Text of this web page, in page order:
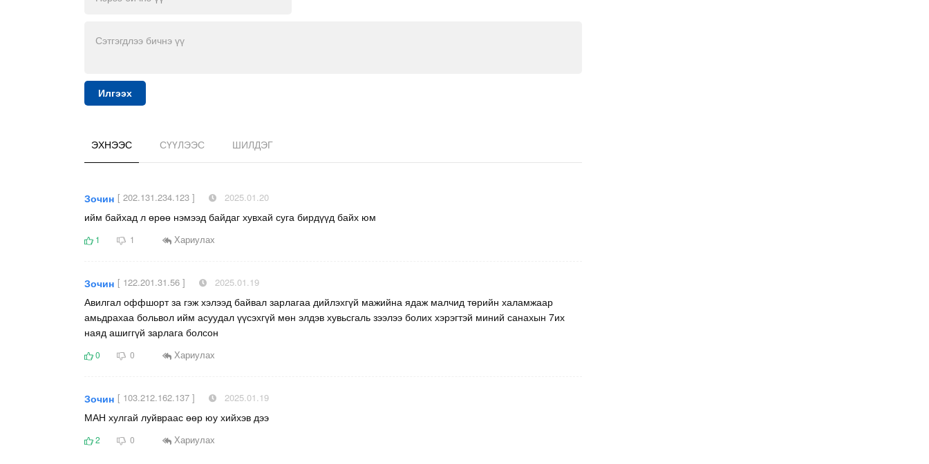
Илгээх
ЭХНЭЭС СҮҮЛЭЭС ШИЛДЭГ
Зочин [ 202.131.234.123 ] 2025.01.20
ийм байхад л өрөө нэмээд байдаг хувхай суга бирдүүд байх юм
1 1 Хариулах
Зочин [ 122.201.31.56 ] 2025.01.19
Авилгал оффшорт за гэж хэлээд байвал зарлагаа дийлэхгүй мажийна ядаж малчид төрийн халамжаар
амьдрахаа больвол ийм асуудал үүсэхгүй мөн элдэв хувьсгаль зээлээ болих хэрэгтэй миний санахын 7их
наяд ашиггүй зарлага болсон
0 0 Хариулах
Зочин [ 103.212.162.137 ] 2025.01.19
МАН хулгай луйвраас өөр юу хийхэв дээ
2 0 Хариулах